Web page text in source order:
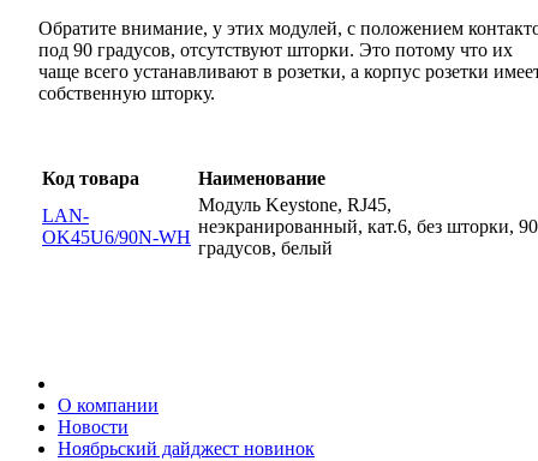
Обратите внимание, у этих модулей, с положением
под 90 градусов, отсутствуют шторки. Это потому что их
чаще всего устанавливают в розетки, а корпус розетки
собственную шторку.
Код товара
Наименование
LAN-
OK45U6/90N-WH
Модуль Keystone, RJ45,
неэкранированный, кат.6, без шторки, 90
градусов, белый
О компании
Новости
Ноябрьский дайджест новинок